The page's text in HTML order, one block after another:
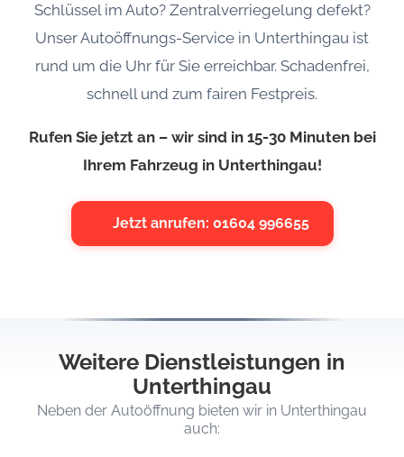
Schlüssel im Auto? Zentralverriegelung defekt?
Unser Autoöffnungs-Service in Unterthingau ist
rund um die Uhr für Sie erreichbar. Schadenfrei,
schnell und zum fairen Festpreis.
Rufen Sie jetzt an – wir sind in 15-30 Minuten bei
Ihrem Fahrzeug in Unterthingau!
Jetzt anrufen: 01604 996655
Weitere Dienstleistungen in
Unterthingau
Neben der Autoöffnung bieten wir in Unterthingau
auch: